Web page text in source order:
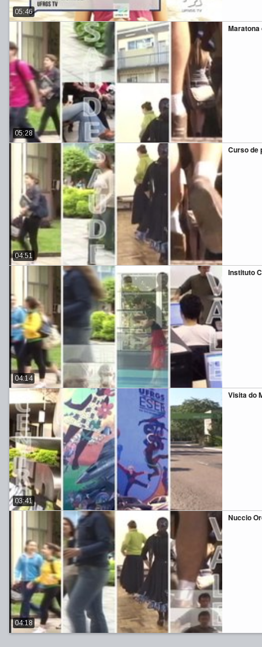
05:46
Maratona
05:28
Curso de
04:51
Instituto
04:14
Visita do
03:41
Nuccio
04:18